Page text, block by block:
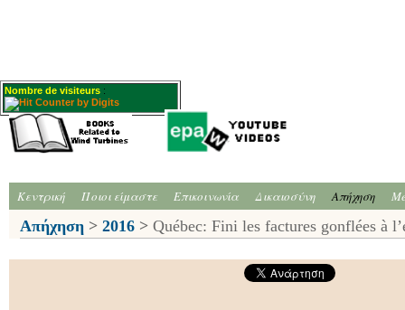
Nombre de visiteurs :
Κεντρική Ποιοι είμαστε Επικοινωνία Δικαιοσύνη Απήχηση
Απήχηση > 2016 > Québec: Fini les factures gonflées à